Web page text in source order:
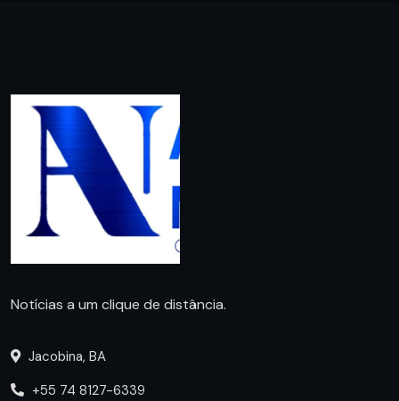
Notícias a um clique de distância.
Jacobina, BA
+55 74 8127-6339